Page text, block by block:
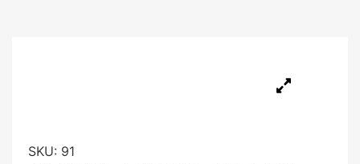
SKU: 91